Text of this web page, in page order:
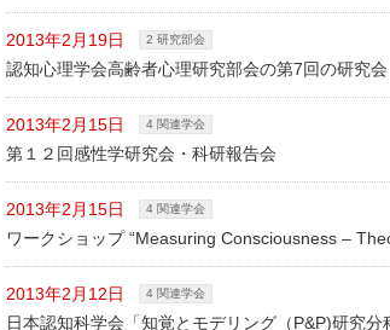
2013年2月19日 2 研究部会
認知心理学会高齢者心理研究部会の第7回の研究会
2013年2月15日 4 関連学会
第１２回感性学研究会・科研報告会
2013年2月15日 4 関連学会
ワークショップ “Measuring Consciousness –
2013年2月12日 4 関連学会
日本認知科学会「知覚とモデリング（P&P)研究